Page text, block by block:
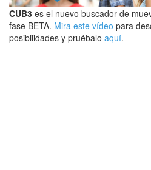
CUB3 es el nuevo buscador de
fase BETA. Mira este vídeo para
posibilidades y pruébalo aquí.